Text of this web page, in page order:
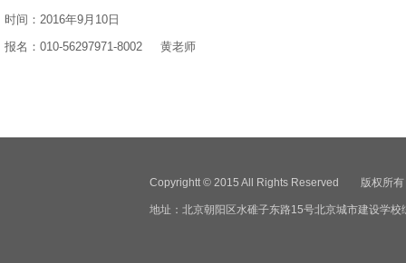
时间：2016年9月10日
报名：010-56297971-8002 黄老师
Copyrightt © 2015 All Rights Reserved 版权所有
地址：北京朝阳区水碓子东路15号北京城市建